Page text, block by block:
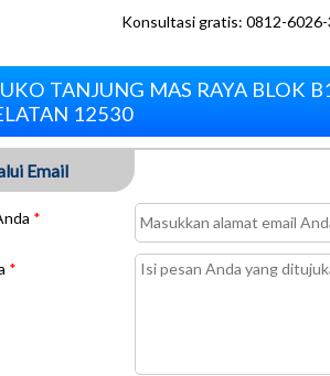
Konsultasi gratis: 0812-
TANJUNG MAS RAYA BLOK
12530
Email
*
*